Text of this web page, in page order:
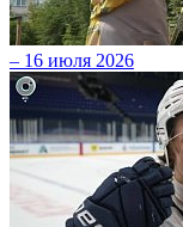
– 16 июля 2026